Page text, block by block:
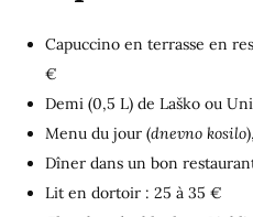
Capuccino en terrasse en
€
Demi (0,5 L) de Laško ou
Menu du jour (dnevno kosilo
Dîner dans un bon
Lit en dortoir : 25 à 35 €